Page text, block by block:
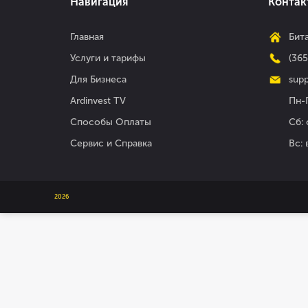
Главная
Услуги и тарифы
Для Бизнеса
Ardinvest TV
Способы Оплаты
Сервис и Справка
Пн-
Сб:
Вс:
2026